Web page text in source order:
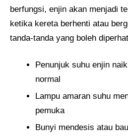
berfungsi, enjin akan menjadi
ketika kereta berhenti atau
tanda-tanda yang boleh
Penunjuk suhu enjin
normal
Lampu amaran suhu
pemuka
Bunyi mendesis atau